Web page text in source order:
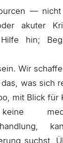
—
akuter
hin;
Wir
was sich
mit Blick für
suchst,